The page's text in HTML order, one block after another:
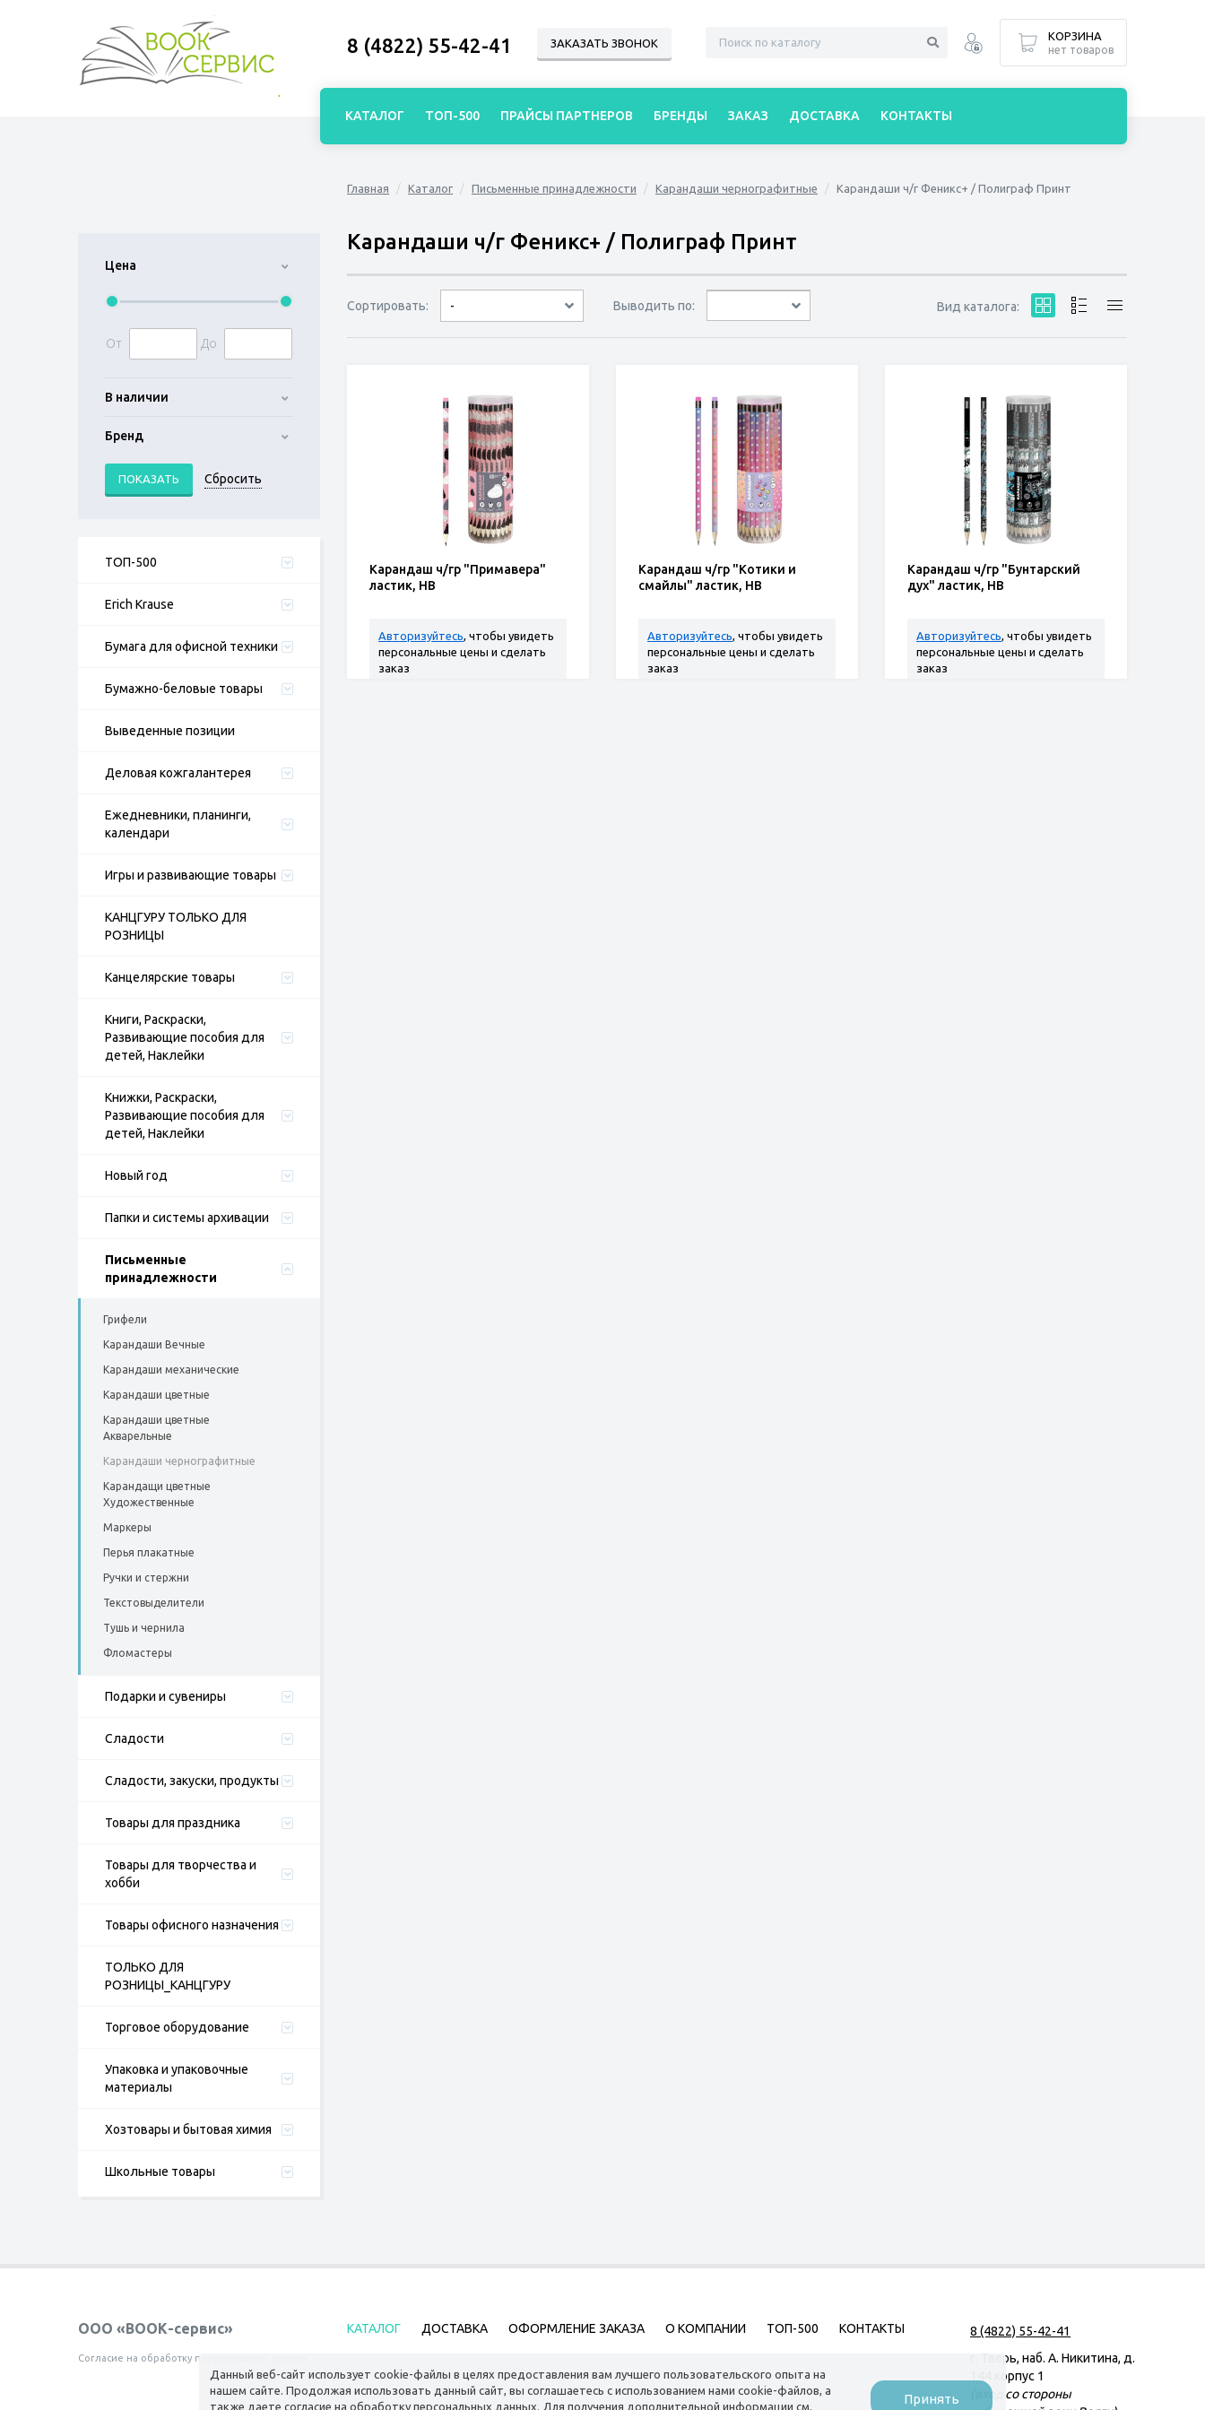
Цена
От До
В наличии
Бренд
ТОП-500
Erich Krause
Бумага для офисной техники
Бумажно-беловые товары
Выведенные позиции
Деловая кожгалантерея
Ежедневники, планинги,
календари
Игры и развивающие товары
КАНЦГУРУ ТОЛЬКО ДЛЯ
РОЗНИЦЫ
Канцелярские товары
Книги, Раскраски,
Развивающие пособия для
детей, Наклейки
Книжки, Раскраски,
Развивающие пособия для
детей, Наклейки
Новый год
Папки и системы архивации
Письменные
принадлежности
Грифели
Карандаши Вечные
Карандаши механические
Карандаши цветные
Карандаши цветные
Акварельные
Карандаши чернографитные
Карандащи цветные
Художественные
Маркеры
Перья плакатные
Ручки и стержни
Текстовыделители
Тушь и чернила
Фломастеры
Подарки и сувениры
Сладости
Сладости, закуски, продукты
Товары для праздника
Товары для творчества и
хобби
Товары офисного назначения
ТОЛЬКО ДЛЯ
РОЗНИЦЫ_КАНЦГУРУ
Торговое оборудование
Упаковка и упаковочные
материалы
Хозтовары и бытовая химия
Школьные товары
Главная Каталог Письменные принадлежности Карандаши чернографитные Карандаши ч/г Феникс+ / Полиграф Принт
Карандаши ч/г Феникс+ / Полиграф Принт
Сортировать: -
по дате
по популярности
сначала дешёвые
сначала дорогие
Выводить по: Вид каталога:
Карандаш ч/гр "Примавера"
ластик, НВ
Авторизуйтесь, чтобы увидеть
персональные цены и сделать
заказ
Карандаш ч/гр "Котики и
смайлы" ластик, НВ
Авторизуйтесь, чтобы увидеть
персональные цены и сделать
заказ
Карандаш ч/гр "Бунтарский
дух" ластик, НВ
Авторизуйтесь, чтобы увидеть
персональные цены и сделать
заказ
8 (4822) 55-42-41 ЗАКАЗАТЬ ЗВОНОК
КОРЗИНА
нет товаров
КАТАЛОГ ТОП-500 ПРАЙСЫ ПАРТНЕРОВ БРЕНДЫ ЗАКАЗ ДОСТАВКА КОНТАКТЫ
ООО «ВООК-сервис»
Согласие на обработку персональных данных
КАТАЛОГ ДОСТАВКА ОФОРМЛЕНИЕ ЗАКАЗА О КОМПАНИИ ТОП-500 КОНТАКТЫ
8 (4822) 55-42-41
г. Тверь, наб. А. Никитина, д.
144 корпус 1
(вход со стороны
Данный веб-сайт использует cookie-файлы в целях предоставления вам лучшего пользовательского опыта на
нашем сайте. Продолжая использовать данный сайт, вы соглашаетесь с использованием нами cookie-файлов, а
также даете согласие на обработку персональных данных. Для получения дополнительной информации см.
Принять